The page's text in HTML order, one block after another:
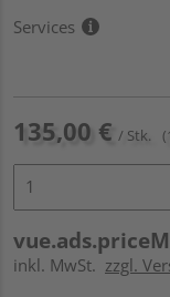
Services
135,00 € / Stk.
inkl. MwSt. zzgl.